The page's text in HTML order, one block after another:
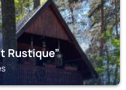
Rustique”